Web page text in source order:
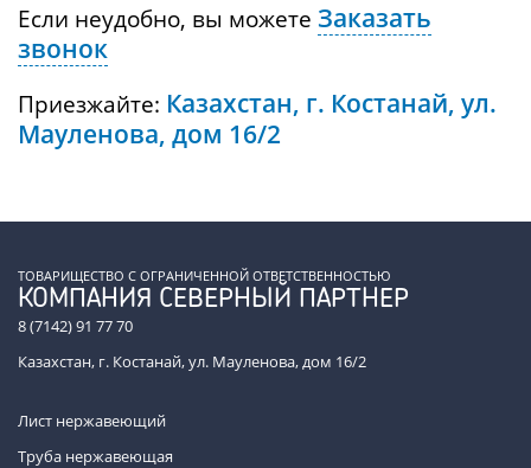
Если неудобно, вы можете Заказать
звонок
Приезжайте: Казахстан, г. Костанай, ул.
Мауленова, дом 16/2
ТОВАРИЩЕСТВО С ОГРАНИЧЕННОЙ ОТВЕТСТВЕННОСТЬЮ
КОМПАНИЯ СЕВЕРНЫЙ ПАРТНЕР
8 (7142) 91 77 70
Казахстан, г. Костанай, ул. Мауленова, дом 16/2
Лист нержавеющий
Труба нержавеющая